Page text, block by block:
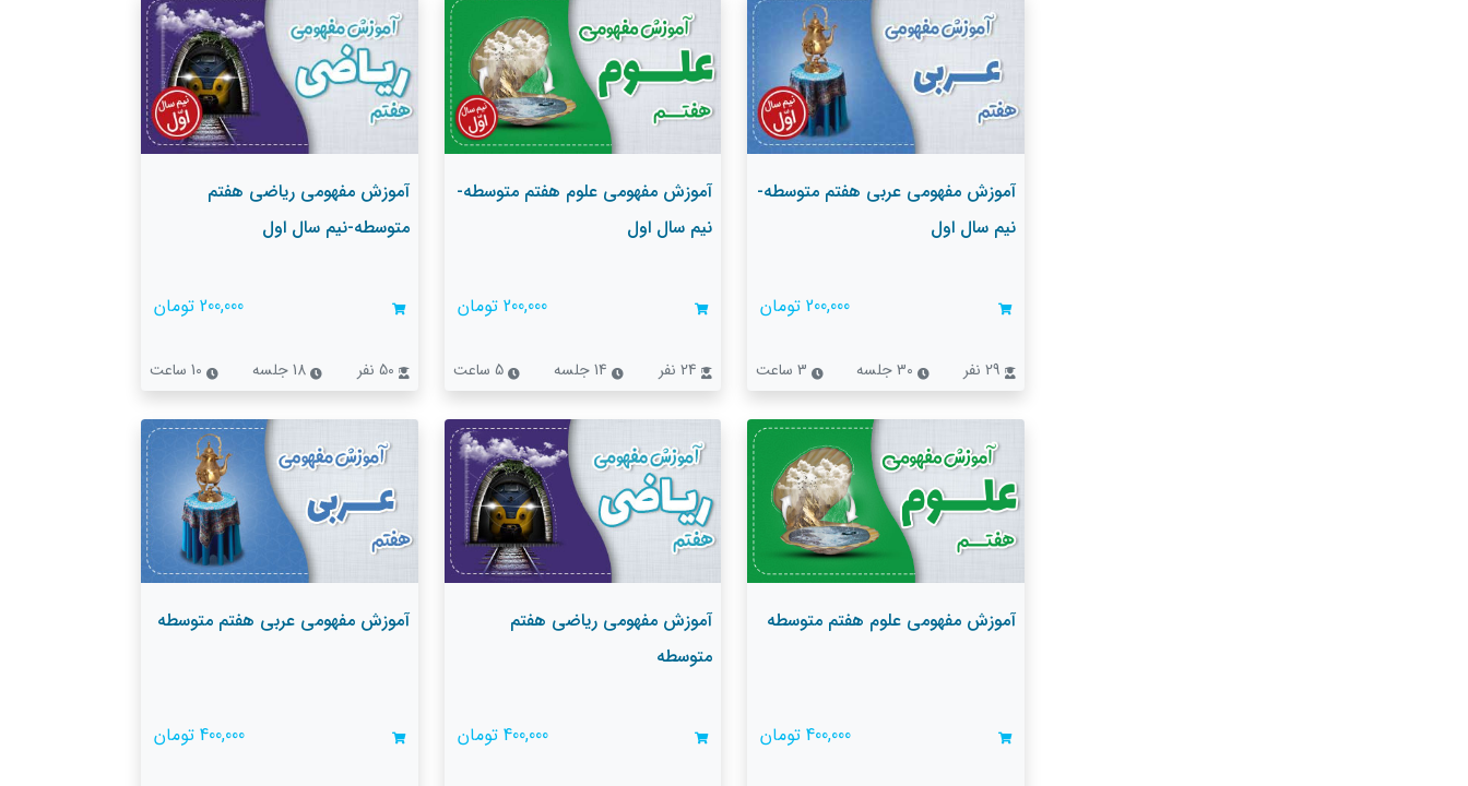
آموزش مفهومی عربی هفتم متوسطه-
نیم سال اول
200,000 تومان
30 جلسه 3 ساعت
آموزش مفهومی علوم هفتم متوسطه-
نیم سال اول
200,000 تومان
24 نفر 14 جلسه 5 ساعت
آموزش مفهومی ریاضی هفتم
متوسطه-نیم سال اول
200,000 تومان
18 جلسه 10 ساعت
آموزش مفهومی علوم هفتم متوسطه
400,000 تومان
آموزش مفهومی ریاضی هفتم
متوسطه
400,000 تومان
آموزش مفهومی عربی هفتم متوسطه
400,000 تومان